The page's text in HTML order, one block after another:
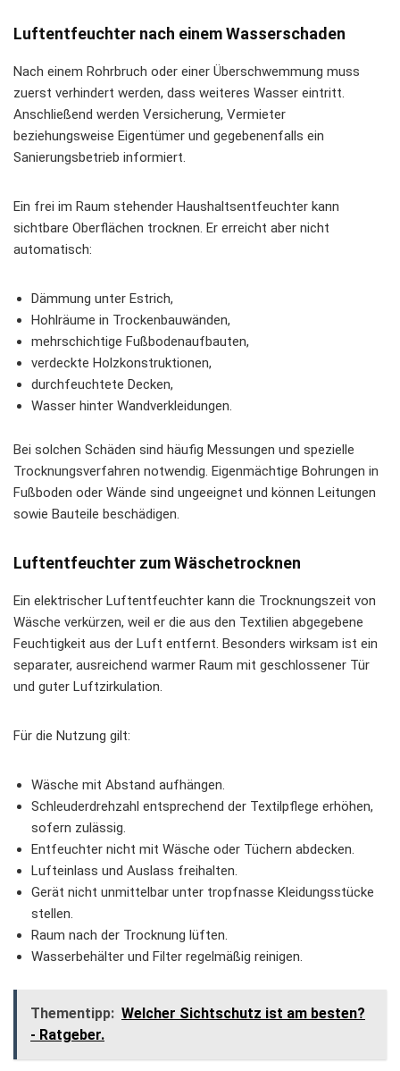
Luftentfeuchter nach einem Wasserschaden
Nach einem Rohrbruch oder einer Überschwemmung muss
zuerst verhindert werden, dass weiteres Wasser eintritt.
Anschließend werden Versicherung, Vermieter
beziehungsweise Eigentümer und gegebenenfalls ein
Sanierungsbetrieb informiert.
Ein frei im Raum stehender Haushaltsentfeuchter kann
sichtbare Oberflächen trocknen. Er erreicht aber nicht
automatisch:
Dämmung unter Estrich,
Hohlräume in Trockenbauwänden,
mehrschichtige Fußbodenaufbauten,
verdeckte Holzkonstruktionen,
durchfeuchtete Decken,
Wasser hinter Wandverkleidungen.
Bei solchen Schäden sind häufig Messungen und spezielle
Trocknungsverfahren notwendig. Eigenmächtige Bohrungen in
Fußboden oder Wände sind ungeeignet und können Leitungen
sowie Bauteile beschädigen.
Luftentfeuchter zum Wäschetrocknen
Ein elektrischer Luftentfeuchter kann die Trocknungszeit von
Wäsche verkürzen, weil er die aus den Textilien abgegebene
Feuchtigkeit aus der Luft entfernt. Besonders wirksam ist ein
separater, ausreichend warmer Raum mit geschlossener Tür
und guter Luftzirkulation.
Für die Nutzung gilt:
Wäsche mit Abstand aufhängen.
Schleuderdrehzahl entsprechend der Textilpflege erhöhen,
sofern zulässig.
Entfeuchter nicht mit Wäsche oder Tüchern abdecken.
Lufteinlass und Auslass freihalten.
Gerät nicht unmittelbar unter tropfnasse Kleidungsstücke
stellen.
Raum nach der Trocknung lüften.
Wasserbehälter und Filter regelmäßig reinigen.
Thementipp: Welcher Sichtschutz ist am besten?
- Ratgeber.